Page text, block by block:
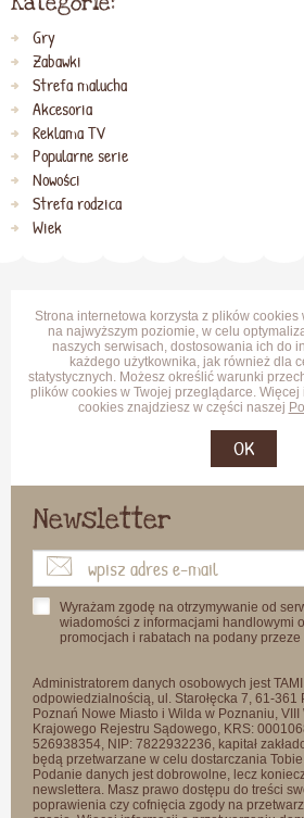
Gry
Zabawki
Strefa malucha
Akcesoria
Reklama TV
Popularne serie
Nowości
Strefa rodzica
Wiek
Strona internetowa korzysta z plików cookies
na najwyższym poziomie, w celu
naszych serwisach, dostosowania ich do
każdego użytkownika, jak również dla
statystycznych. Możesz określić warunki
plików cookies w Twojej przeglądarce.
cookies znajdziesz w części naszej
OK
Newsletter
Wyrażam zgodę na otrzymywanie od
wiadomości z informacjami handlowymi
promocjach i rabatach na podany przeze
Administratorem danych osobowych jest
odpowiedzialnością, ul. Starołęcka 7, 61-361
Poznań Nowe Miasto i Wilda w Poznaniu, VIII
Krajowego Rejestru Sądowego, KRS:
526938354, NIP: 7822932236, kapitał
będą przetwarzane w celu dostarczania
Podanie danych jest dobrowolne, lecz
newslettera. Masz prawo dostępu do treści
poprawienia czy cofnięcia zgody na